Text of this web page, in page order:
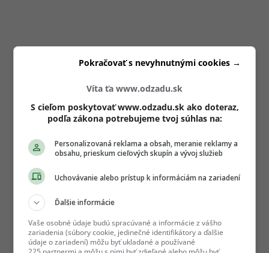
Víta ťa www.odzadu.sk
S cieľom poskytovať www.odzadu.sk ako doteraz,
podľa zákona potrebujeme tvoj súhlas na:
Personalizovaná reklama a obsah, meranie reklamy a
obsahu, prieskum cieľových skupín a vývoj služieb
Uchovávanie alebo prístup k informáciám na zariadení
Ďalšie informácie
Vaše osobné údaje budú spracúvané a informácie z vášho
zariadenia (súbory cookie, jedinečné identifikátory a ďalšie
údaje o zariadení) môžu byť ukladané a používané
Pokračovať s nevyhnutnými cookies →